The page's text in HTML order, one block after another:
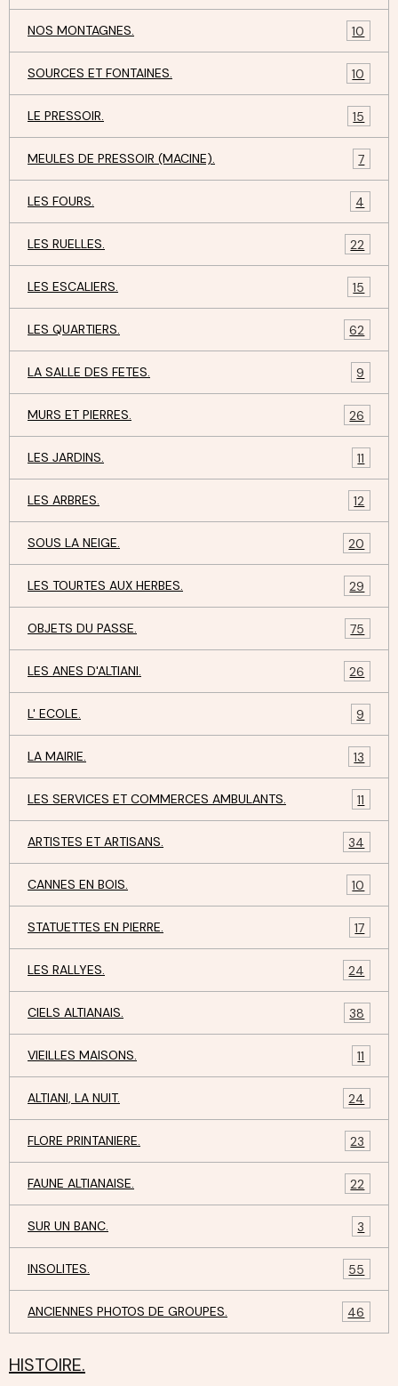
NOS MONTAGNES. 10
SOURCES ET FONTAINES. 10
LE PRESSOIR. 15
MEULES DE PRESSOIR (MACINE). 7
LES FOURS. 4
LES RUELLES. 22
LES ESCALIERS. 15
LES QUARTIERS. 62
LA SALLE DES FETES. 9
MURS ET PIERRES. 26
LES JARDINS. 11
LES ARBRES. 12
SOUS LA NEIGE. 20
LES TOURTES AUX HERBES. 29
OBJETS DU PASSE. 75
LES ANES D'ALTIANI. 26
L' ECOLE. 9
LA MAIRIE. 13
LES SERVICES ET COMMERCES AMBULANTS. 11
ARTISTES ET ARTISANS. 34
CANNES EN BOIS. 10
STATUETTES EN PIERRE. 17
LES RALLYES. 24
CIELS ALTIANAIS. 38
VIEILLES MAISONS. 11
ALTIANI, LA NUIT. 24
FLORE PRINTANIERE. 23
FAUNE ALTIANAISE. 22
SUR UN BANC. 3
INSOLITES. 55
ANCIENNES PHOTOS DE GROUPES. 46
HISTOIRE.